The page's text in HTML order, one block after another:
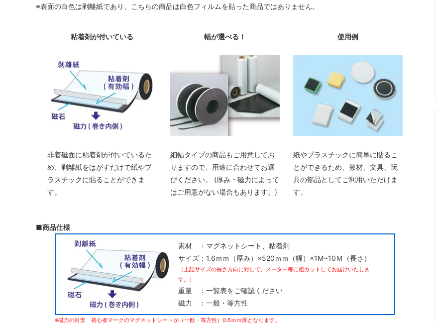
※表面の白色は剥離紙であり、こちらの商品は白色フィルムを貼った商品ではありません。
粘着剤が付いている
非着磁面に粘着剤が付いているた
め、剥離紙をはがすだけで紙やプ
ラスチックに貼ることができま
す。
幅が選べる！
細幅タイプの商品もご用意してお
りますので、用途に合わせてお選
びください。 (厚み・磁力によって
はご用意がない場合もあります。)
使用例
紙やプラスチックに簡単に貼るこ
とができるため、教材、文具、玩
具の部品としてご利用いただけま
す。
■商品仕様
素材 ：マグネットシート、粘着剤
サイズ：1.6ｍｍ（厚み）×520ｍｍ（幅）×1M~10Ｍ（長さ）
（上記サイズの長さ方向に対して、メーター毎に粗カットしてお届けいたしま
す。）
重量 ：一覧表をご確認ください
磁力 ：一般・等方性
※磁力の目安 初心者マークのマグネットシートが（一般・等方性）0.6ｍｍ厚となります。